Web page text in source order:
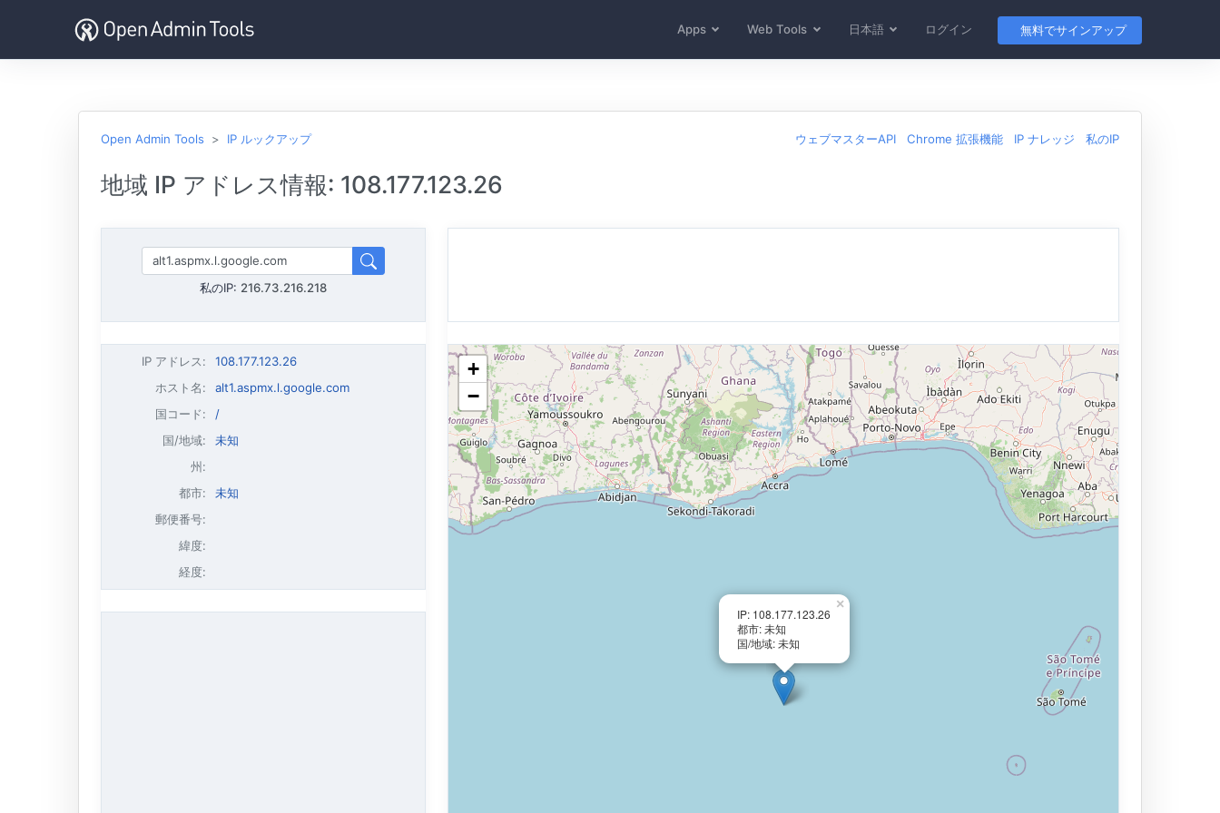
Apps Web Tools 日本語 ログイン 無料でサインアップ
Open Admin Tools IP ルックアップ ウェブマスターAPI Chrome 拡張機能 IP ナレッジ 私のIP
地域 IP アドレス情報: 108.177.123.26
私のIP: 216.73.216.218
IP アドレス:
108.177.123.26
ホスト名:
alt1.aspmx.l.google.com
国コード:
/
国/地域:
未知
州:
都市:
未知
郵便番号:
緯度:
経度:
IP: 108.177.123.26
都市: 未知
国/地域: 未知
×
+
−